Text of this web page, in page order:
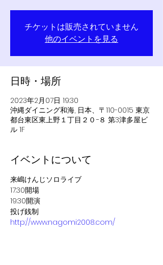
チケットは販売されていません
他のイベントを見る
日時・場所
2023年2月07日 19:30
沖縄ダイニング和海, 日本、〒110-0015 東京
都台東区東上野１丁目２０−８ 第3津多屋ビ
ル 1F
イベントについて
来嶋けんじソロライブ
17:30開場
19:30開演
投げ銭制
http://www.nagomi2008.com/